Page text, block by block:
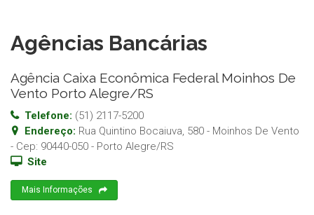
Agências Bancárias
Agência Caixa Econômica Federal Moinhos De
Vento Porto Alegre/RS
Telefone: (51) 2117-5200
Endereço: Rua Quintino Bocaiuva, 580 - Moinhos De Vento
- Cep: 90440-050 - Porto Alegre/RS
Site
Mais Informações